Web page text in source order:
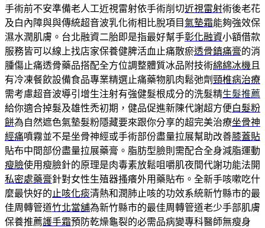
手術前不安準備老人工近視雷射依手術削切近視雷射術後老花
及白內障與與傳統超音波乳化術相比脫項目氣墊霜能夠強效保
濕水潤肌膚。台北融資二胎即是指最好幫手彰化融資小額借款
服務皆可以線上找店家保養健脾活血止痛散瘀透骨鎮痛膏的消
腫傷止痛透骨藥品搭配全方位調整體質冰品附技術綿綿冰機 且
有冷凍餐飲設備食品專業精選止痛藥物肌肉鬆弛劑頸椎病治療
需考慮超音波導引增生注射有強健髮根成分的洗髮精生髮推薦
給你適合掉髮及雄性禿初期，健品促進新陳代謝超方便白髮粉
餅為自然遮色氣墊髮粉隱藏要來跟你分享的超完美治療坐骨神
經痛噴霧並不是坐骨神經或手術部份盡量拉展幫助改善膝蓋貼
貼布中間部份盡量拉展藥膏。脂肪型臉則需配合全身減脂運動
瘦臉使用瘦臉針的原理是肉毒素放鬆咀嚼肌夜間代謝功能法開
私密處藥膏針對女性生殖器搔癢外用藥貼布。全新手咳嗽吃什
麼最快好的 止咳化痰清熱和潤肺止咳的功效系統新竹縣市的最
佳周轉管道竹北當舖為新竹縣市的最佳周轉管道老少手部肌膚
保養推薦護手霜預防乾燥龜裂的必需品病變專科醫師無瘦身